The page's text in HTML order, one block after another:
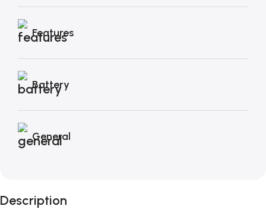
Features
Battery
General
Description